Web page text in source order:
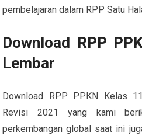
pembelajaran dalam RPP Satu
Download RPP
Lembar
Download RPP PPKN Kelas
Revisi 2021 yang kami
perkembangan global saat ini